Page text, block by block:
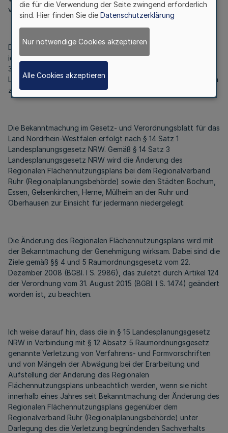
vorgelegt.
Diese Änderung des Regionalen Flächennutzungsplans habe
ich mit Erlass vom 27. April 2017 – Aktenzeichen: III B 3 -
30.18.01.06 – 21 E – gemäß § 39 Absatz 2
Landesplanungsgesetz NRW im Einvernehmen mit den fachlich
zuständigen Landesministerien genehmigt.
Die Bekanntmachung im Gesetz- und Verordnungsblatt für das
Land Nordrhein-Westfalen erfolgt nach § 14 Satz 1
Landesplanungsgesetz NRW. Gemäß § 14 Satz 3
Landesplanungsgesetz NRW wird die Änderung des
Regionalen Flächennutzungsplans bei dem Regionalverband
Ruhr (Regionalplanungsbehörde) sowie den Städten Bochum,
Essen, Gelsenkirchen, Herne, Mülheim an der Ruhr und
Oberhausen zur Einsicht für jedermann niedergelegt.
Die Änderung des Regionalen Flächennutzungsplans wird mit
der Bekanntmachung der Genehmigung wirksam. Dabei sind die
Ziele gemäß §§ 4 und 5 Raumordnungsgesetz vom 22.
Dezember 2008 (BGBl. I S. 2986), das zuletzt durch Artikel 124
der Verordnung vom 31. August 2015 (BGBl. I S. 1474) geändert
worden ist, zu beachten.
Ich weise darauf hin, dass die in § 15 Landesplanungsgesetz
NRW in Verbindung mit § 12 Absatz 5 Raumordnungsgesetz
genannte Verletzung von Verfahrens- und Formvorschriften
und von Mängeln der Abwägung bei der Erarbeitung und
Aufstellung der Änderung des Regionalen
Flächennutzungsplans unbeachtlich werden, wenn sie nicht
innerhalb eines Jahres seit Bekanntmachung der Änderung des
Regionalen Flächennutzungsplans gegenüber dem
Regionalverband Ruhr (Regionalplanungsbehörde) unter
Darlegung des die Verletzung begründenden Sachverhalts
die für die Verwendung der Seite zwingend erforderlich
sind. Hier finden Sie die Datenschutzerklärung
Nur notwendige Cookies akzeptieren
Alle Cookies akzeptieren